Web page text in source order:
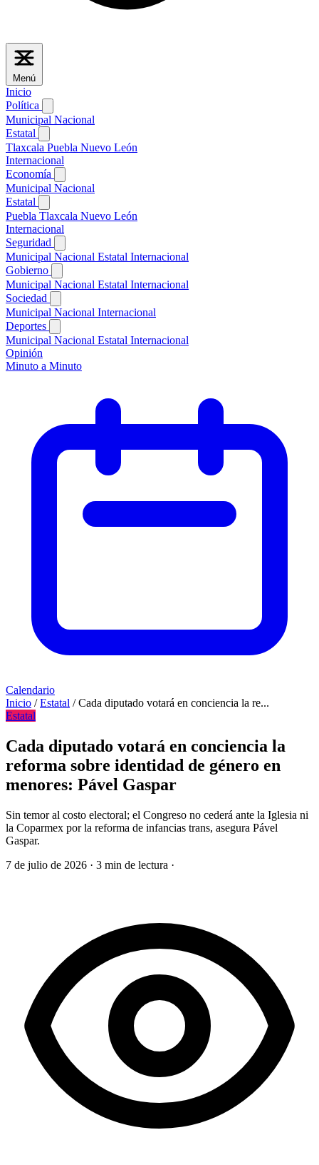
Menú
Inicio
Política
Municipal Nacional
Estatal
Tlaxcala Puebla Nuevo León
Internacional
Economía
Municipal Nacional
Estatal
Puebla Tlaxcala Nuevo León
Internacional
Seguridad
Municipal Nacional Estatal Internacional
Gobierno
Municipal Nacional Estatal Internacional
Sociedad
Municipal Nacional Internacional
Deportes
Municipal Nacional Estatal Internacional
Opinión
Minuto a Minuto
Calendario
Inicio / Estatal / Cada diputado votará en conciencia la re...
Estatal
Cada diputado votará en conciencia la
reforma sobre identidad de género en
menores: Pável Gaspar
Sin temor al costo electoral; el Congreso no cederá ante la Iglesia ni
la Coparmex por la reforma de infancias trans, asegura Pável
Gaspar.
7 de julio de 2026 · 3 min de lectura ·